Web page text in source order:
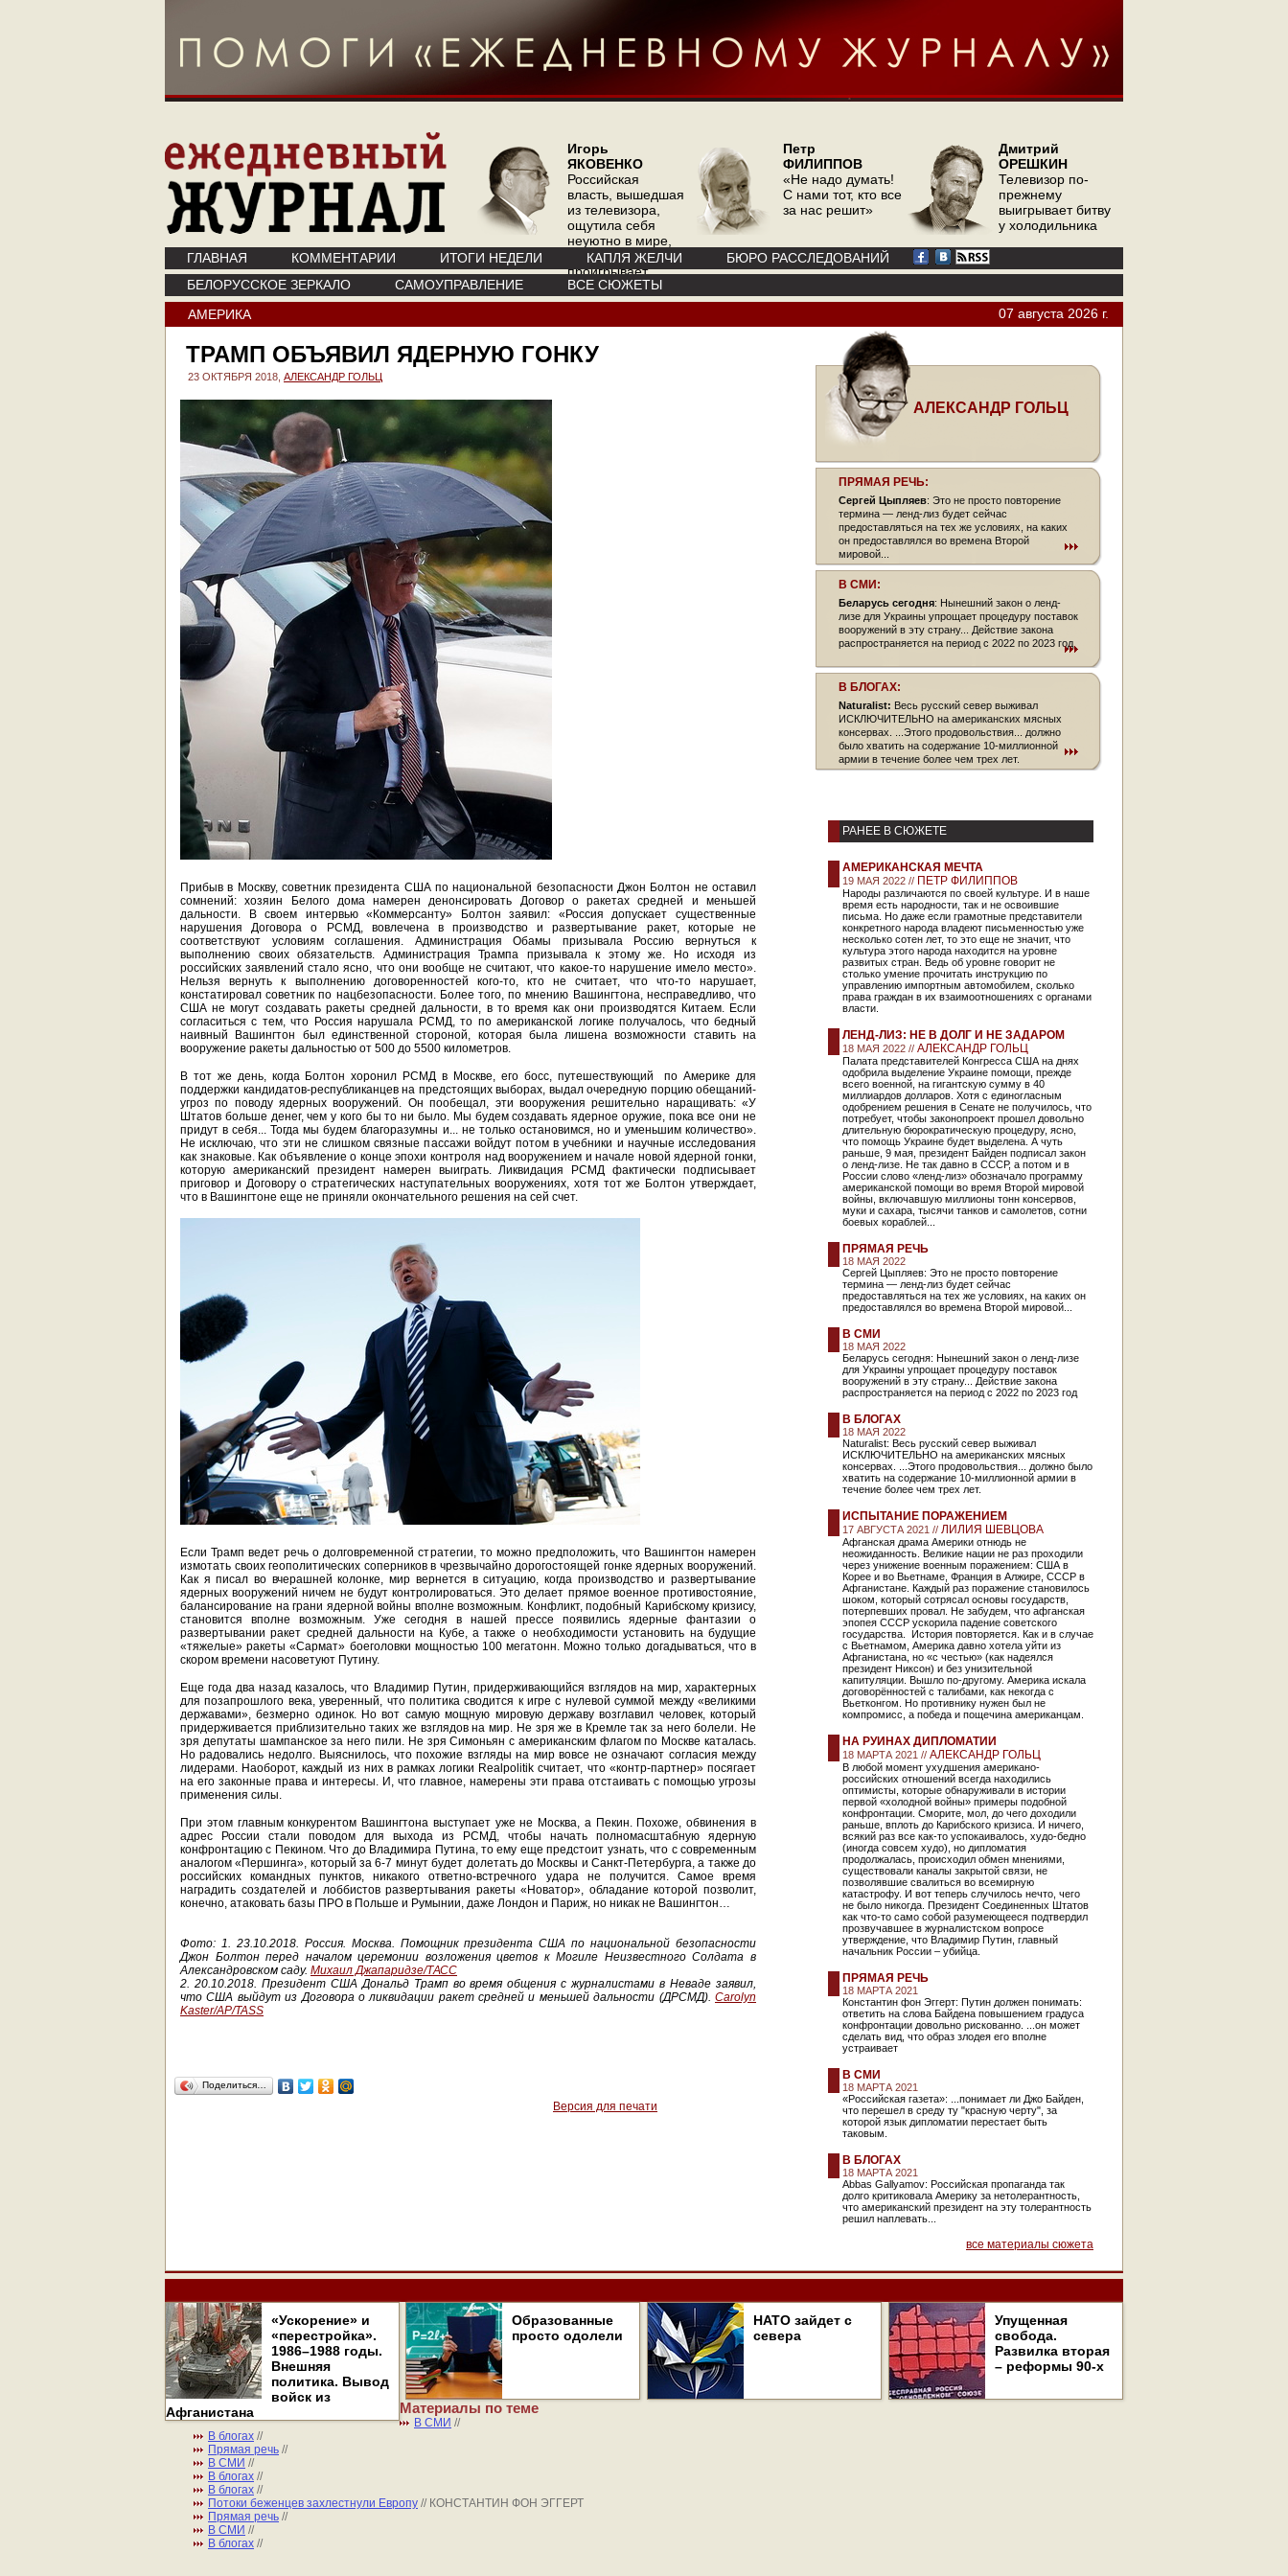
Игорь
ЯКОВЕНКО
Российская
власть, вышедшая
из телевизора,
ощутила себя
неуютно в мире,
где телевизор
проигрывает
интернету
Петр
ФИЛИППОВ
«Не надо думать!
С нами тот, кто все
за нас решит»
Дмитрий
ОРЕШКИН
Телевизор по-
прежнему
выигрывает битву
у холодильника
ГЛАВНАЯ КОММЕНТАРИИ ИТОГИ НЕДЕЛИ КАПЛЯ ЖЕЛЧИ
БЮРО РАССЛЕДОВАНИЙ
БЕЛОРУССКОЕ ЗЕРКАЛО
САМОУПРАВЛЕНИЕ
ВСЕ СЮЖЕТЫ
АМЕРИКА
07 августа 2026 г.
ТРАМП ОБЪЯВИЛ ЯДЕРНУЮ ГОНКУ
23 ОКТЯБРЯ 2018, АЛЕКСАНДР ГОЛЬЦ
Прибыв в Москву, советник президента США по национальной безопасности Джон Болтон не оставил
сомнений: хозяин Белого дома намерен денонсировать Договор о ракетах средней и меньшей
дальности. В своем интервью «Коммерсанту» Болтон заявил: «Россия допускает существенные
нарушения Договора о РСМД, вовлечена в производство и развертывание ракет, которые не
соответствуют условиям соглашения. Администрация Обамы призывала Россию вернуться к
выполнению своих обязательств. Администрация Трампа призывала к этому же. Но исходя из
российских заявлений стало ясно, что они вообще не считают, что какое-то нарушение имело место».
Нельзя вернуть к выполнению договоренностей кого-то, кто не считает, что что-то нарушает,
констатировал советник по нацбезопасности. Более того, по мнению Вашингтона, несправедливо, что
США не могут создавать ракеты средней дальности, в то время как они производятся Китаем. Если
согласиться с тем, что Россия нарушала РСМД, то по американской логике получалось, что бедный
наивный Вашингтон был единственной стороной, которая была лишена возможности ставить на
вооружение ракеты дальностью от 500 до 5500 километров.
В тот же день, когда Болтон хоронил РСМД в Москве, его босс, путешествующий по Америке для
поддержки кандидатов-республиканцев на предстоящих выборах, выдал очередную порцию обещаний-
угроз по поводу ядерных вооружений. Он пообещал, эти вооружения решительно наращивать: «У
Штатов больше денег, чем у кого бы то ни было. Мы будем создавать ядерное оружие, пока все они не
придут в себя... Тогда мы будем благоразумны и... не только остановимся, но и уменьшим количество».
Не исключаю, что эти не слишком связные пассажи войдут потом в учебники и научные исследования
как знаковые. Как объявление о конце эпохи контроля над вооружением и начале новой ядерной гонки,
которую американский президент намерен выиграть. Ликвидация РСМД фактически подписывает
приговор и Договору о стратегических наступательных вооружениях, хотя тот же Болтон утверждает,
что в Вашингтоне еще не приняли окончательного решения на сей счет.
Если Трамп ведет речь о долговременной стратегии, то можно предположить, что Вашингтон намерен
измотать своих геополитических соперников в чрезвычайно дорогостоящей гонке ядерных вооружений.
Как я писал во вчерашней колонке, мир вернется в ситуацию, когда производство и развертывание
ядерных вооружений ничем не будут контролироваться. Это делает прямое военное противостояние,
балансирование на грани ядерной войны вполне возможным. Конфликт, подобный Карибскому кризису,
становится вполне возможным. Уже сегодня в нашей прессе появились ядерные фантазии о
развертывании ракет средней дальности на Кубе, а также о необходимости установить на будущие
«тяжелые» ракеты «Сармат» боеголовки мощностью 100 мегатонн. Можно только догадываться, что в
скором времени насоветуют Путину.
Еще года два назад казалось, что Владимир Путин, придерживающийся взглядов на мир, характерных
для позапрошлого века, уверенный, что политика сводится к игре с нулевой суммой между «великими
державами», безмерно одинок. Но вот самую мощную мировую державу возглавил человек, который
придерживается приблизительно таких же взглядов на мир. Не зря же в Кремле так за него болели. Не
зря депутаты шампанское за него пили. Не зря Симоньян с американским флагом по Москве каталась.
Но радовались недолго. Выяснилось, что похожие взгляды на мир вовсе не означают согласия между
лидерами. Наоборот, каждый из них в рамках логики Realpolitik считает, что «контр-партнер» посягает
на его законные права и интересы. И, что главное, намерены эти права отстаивать с помощью угрозы
применения силы.
При этом главным конкурентом Вашингтона выступает уже не Москва, а Пекин. Похоже, обвинения в
адрес России стали поводом для выхода из РСМД, чтобы начать полномасштабную ядерную
конфронтацию с Пекином. Что до Владимира Путина, то ему еще предстоит узнать, что с современным
аналогом «Першинга», который за 6-7 минут будет долетать до Москвы и Санкт-Петербурга, а также до
российских командных пунктов, никакого ответно-встречного удара не получится. Самое время
наградить создателей и лоббистов развертывания ракеты «Новатор», обладание которой позволит,
конечно, атаковать базы ПРО в Польше и Румынии, даже Лондон и Париж, но никак не Вашингтон…
Фото: 1. 23.10.2018. Россия. Москва. Помощник президента США по национальной безопасности
Джон Болтон перед началом церемонии возложения цветов к Могиле Неизвестного Солдата в
Александровском саду. Михаил Джапаридзе/ТАСС
2. 20.10.2018. Президент США Дональд Трамп во время общения с журналистами в Неваде заявил,
что США выйдут из Договора о ликвидации ракет средней и меньшей дальности (ДРСМД). Carolyn
Kaster/AP/TASS
Поделиться…
Версия для печати
АЛЕКСАНДР ГОЛЬЦ
ПРЯМАЯ РЕЧЬ:
Сергей Цыпляев: Это не просто повторение
термина — ленд-лиз будет сейчас
предоставляться на тех же условиях, на каких
он предоставлялся во времена Второй
мировой...
В СМИ:
Беларусь сегодня: Нынешний закон о ленд-
лизе для Украины упрощает про­цеду­ру поставок
вооружений в эту страну... Действие закона
распространяется на период с 2022 по 2023 год
В БЛОГАХ:
Naturalist: Весь русский север выживал
ИСКЛЮЧИТЕЛЬНО на американских мясных
консервах. ...Этого продовольствия... должно
было хватить на содержание 10-миллионной
армии в течение более чем трех лет.
РАНЕЕ В СЮЖЕТЕ
АМЕРИКАНСКАЯ МЕЧТА
19 МАЯ 2022 // ПЕТР ФИЛИППОВ
Народы различаются по своей культуре. И в наше
время есть народности, так и не освоившие
письма. Но даже если грамотные представители
конкретного народа владеют письменностью уже
несколько сотен лет, то это еще не значит, что
культура этого народа находится на уровне
развитых стран. Ведь об уровне говорит не
столько умение прочитать инструкцию по
управлению импортным автомобилем, сколько
права граждан в их взаимоотношениях с органами
власти.
ЛЕНД-ЛИЗ: НЕ В ДОЛГ И НЕ ЗАДАРОМ
18 МАЯ 2022 // АЛЕКСАНДР ГОЛЬЦ
Палата представителей Конгресса США на днях
одобрила выделение Украине помощи, прежде
всего военной, на гигантскую сумму в 40
миллиардов долларов. Хотя с единогласным
одобрением решения в Сенате не получилось, что
потребует, чтобы законопроект прошел довольно
длительную бюрократическую процедуру, ясно,
что помощь Украине будет выделена. А чуть
раньше, 9 мая, президент Байден подписал закон
о ленд-лизе. Не так давно в СССР, а потом и в
России слово «ленд-лиз» обозначало программу
американской помощи во время Второй мировой
войны, включавшую миллионы тонн консервов,
муки и сахара, тысячи танков и самолетов, сотни
боевых кораблей...
ПРЯМАЯ РЕЧЬ
18 МАЯ 2022
Сергей Цыпляев: Это не просто повторение
термина — ленд-лиз будет сейчас
предоставляться на тех же условиях, на каких он
предоставлялся во времена Второй мировой...
В СМИ
18 МАЯ 2022
Беларусь сегодня: Нынешний закон о ленд-лизе
для Украины упрощает про­цеду­ру поставок
вооружений в эту страну... Действие закона
распространяется на период с 2022 по 2023 год
В БЛОГАХ
18 МАЯ 2022
Naturalist: Весь русский север выживал
ИСКЛЮЧИТЕЛЬНО на американских мясных
консервах. ...Этого продовольствия... должно было
хватить на содержание 10-миллионной армии в
течение более чем трех лет.
ИСПЫТАНИЕ ПОРАЖЕНИЕМ
17 АВГУСТА 2021 // ЛИЛИЯ ШЕВЦОВА
Афганская драма Америки отнюдь не
неожиданность. Великие нации не раз проходили
через унижение военным поражением: США в
Корее и во Вьетнаме, Франция в Алжире, СССР в
Афганистане. Каждый раз поражение становилось
шоком, который сотрясал основы государств,
потерпевших провал. Не забудем, что афганская
эпопея СССР ускорила падение советского
государства. История повторяется. Как и в случае
с Вьетнамом, Америка давно хотела уйти из
Афганистана, но «с честью» (как надеялся
президент Никсон) и без унизительной
капитуляции. Вышло по-другому. Америка искала
договорённостей с талибами, как некогда с
Вьетконгом. Но противнику нужен был не
компромисс, а победа и пощечина американцам.
НА РУИНАХ ДИПЛОМАТИИ
18 МАРТА 2021 // АЛЕКСАНДР ГОЛЬЦ
В любой момент ухудшения американо-
российских отношений всегда находились
оптимисты, которые обнаруживали в истории
первой «холодной войны» примеры подобной
конфронтации. Сморите, мол, до чего доходили
раньше, вплоть до Карибского кризиса. И ничего,
всякий раз все как-то успокаивалось, худо-бедно
(иногда совсем худо), но дипломатия
продолжалась, происходил обмен мнениями,
существовали каналы закрытой связи, не
позволявшие свалиться во всемирную
катастрофу. И вот теперь случилось нечто, чего
не было никогда. Президент Соединенных Штатов
как что-то само собой разумеющееся подтвердил
прозвучавшее в журналистском вопросе
утверждение, что Владимир Путин, главный
начальник России – убийца.
ПРЯМАЯ РЕЧЬ
18 МАРТА 2021
Константин фон Эггерт: Путин должен понимать:
ответить на слова Байдена повышением градуса
конфронтации довольно рискованно. ...он может
сделать вид, что образ злодея его вполне
устраивает
В СМИ
18 МАРТА 2021
«Российская газета»: ...понимает ли Джо Байден,
что перешел в среду ту "красную черту", за
которой язык дипломатии перестает быть
таковым.
В БЛОГАХ
18 МАРТА 2021
Abbas Gallyamov: Российская пропаганда так
долго критиковала Америку за нетолерантность,
что американский президент на эту толерантность
решил наплевать...
все материалы сюжета
«Ускорение» и
«перестройка».
1986–1988 годы.
Внешняя
политика. Вывод
войск из
Афганистана
Образованные
просто одолели
НАТО зайдет с
севера
Упущенная
свобода.
Развилка вторая
– реформы 90-х
Материалы по теме
В СМИ //
В блогах //
Прямая речь //
В СМИ //
В блогах //
В блогах //
Потоки беженцев захлестнули Европу // КОНСТАНТИН ФОН ЭГГЕРТ
Прямая речь //
В СМИ //
В блогах //